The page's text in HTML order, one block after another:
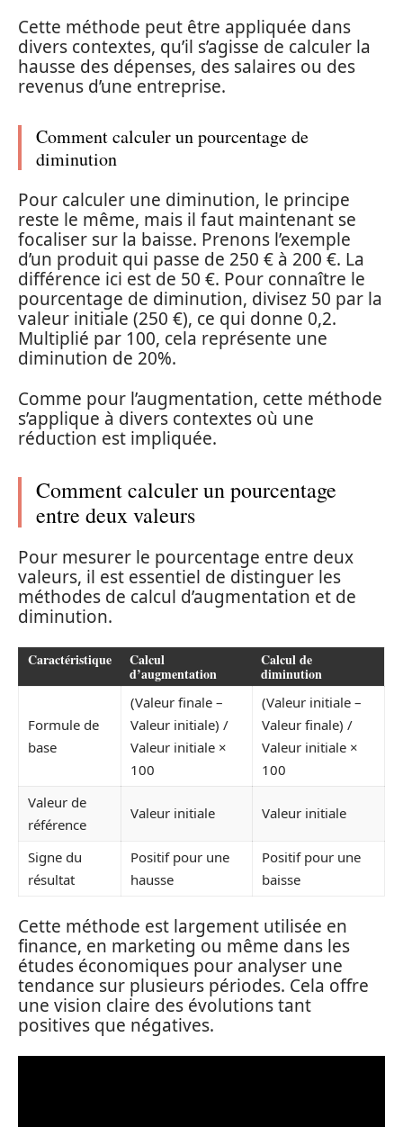
Cette méthode peut être appliquée dans
divers contextes, qu’il s’agisse de calculer la
hausse des dépenses, des salaires ou des
revenus d’une entreprise.
Comment calculer un pourcentage de
diminution
Pour calculer une diminution, le principe
reste le même, mais il faut maintenant se
focaliser sur la baisse. Prenons l’exemple
d’un produit qui passe de 250 € à 200 €. La
différence ici est de 50 €. Pour connaître le
pourcentage de diminution, divisez 50 par la
valeur initiale (250 €), ce qui donne 0,2.
Multiplié par 100, cela représente une
diminution de 20%.
Comme pour l’augmentation, cette méthode
s’applique à divers contextes où une
réduction est impliquée.
Comment calculer un pourcentage
entre deux valeurs
Pour mesurer le pourcentage entre deux
valeurs, il est essentiel de distinguer les
méthodes de calcul d’augmentation et de
diminution.
Caractéristique Calcul
d’augmentation
Calcul de
diminution
Formule de
base
(Valeur finale –
Valeur initiale) /
Valeur initiale ×
100
(Valeur initiale –
Valeur finale) /
Valeur initiale ×
100
Valeur de
référence
Valeur initiale Valeur initiale
Signe du
résultat
Positif pour une
hausse
Positif pour une
baisse
Cette méthode est largement utilisée en
finance, en marketing ou même dans les
études économiques pour analyser une
tendance sur plusieurs périodes. Cela offre
une vision claire des évolutions tant
positives que négatives.